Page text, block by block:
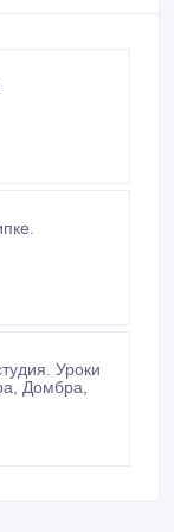
Уроки
Домбра,